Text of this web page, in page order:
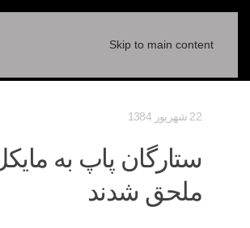
Skip to main content
22 شهریور 1384
ستارگان پاپ به
ملحق شدند